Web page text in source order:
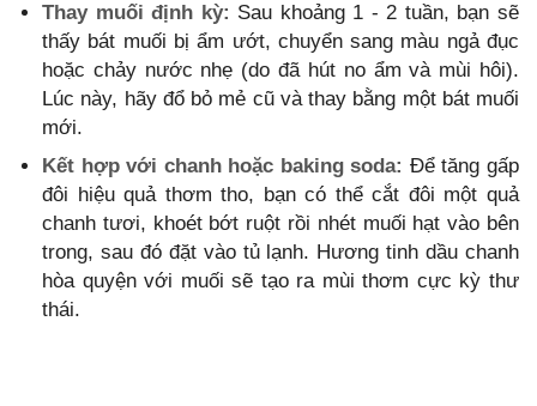
Thay muối định kỳ: Sau khoảng 1 - 2 tuần, bạn sẽ
thấy bát muối bị ẩm ướt, chuyển sang màu ngả đục
hoặc chảy nước nhẹ (do đã hút no ẩm và mùi hôi).
Lúc này, hãy đổ bỏ mẻ cũ và thay bằng một bát muối
mới.
Kết hợp với chanh hoặc baking soda: Để tăng gấp
đôi hiệu quả thơm tho, bạn có thể cắt đôi một quả
chanh tươi, khoét bớt ruột rồi nhét muối hạt vào bên
trong, sau đó đặt vào tủ lạnh. Hương tinh dầu chanh
hòa quyện với muối sẽ tạo ra mùi thơm cực kỳ thư
thái.